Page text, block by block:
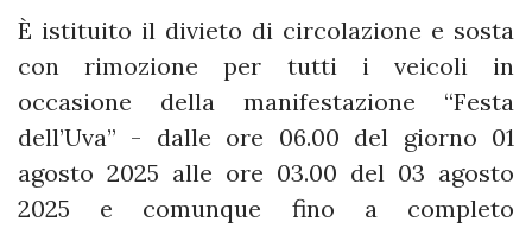
È istituito il divieto di circolazione e sosta
con rimozione per tutti i veicoli in
occasione della manifestazione “Festa
dell’Uva” - dalle ore 06.00 del giorno 01
agosto 2025 alle ore 03.00 del 03 agosto
2025 e comunque fino a completo